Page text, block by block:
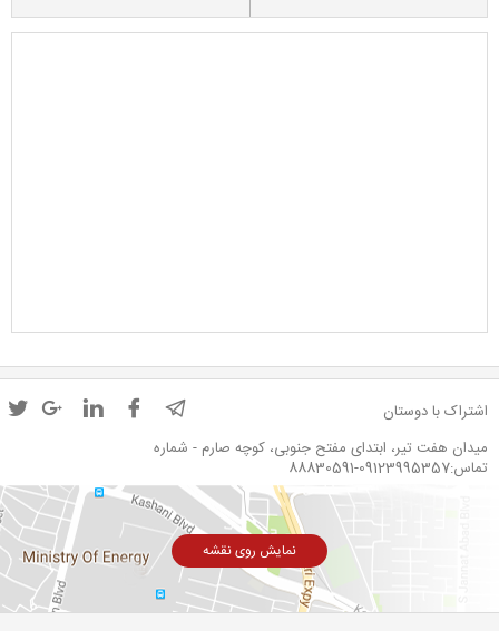
اشتراک با دوستان
میدان هفت تیر، ابتدای مفتح جنوبی، کوچه صارم - شماره
تماس:09123995357-88830591
نمایش روی نقشه